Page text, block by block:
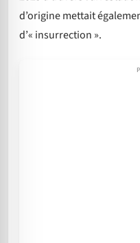
d’origine mettait
d’« insurrection ».